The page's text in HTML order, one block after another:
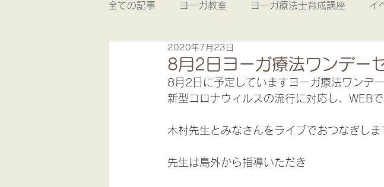
全ての記事 ヨーガ教室 ヨーガ療法士育成講座 イ
お灸のおはなし
8月2日ヨーガ療法ワンデー
2020年7月23日
8月2日に予定していますヨーガ療法ワンデ
新型コロナウィルスの流行に対応し、WEB
木村先生とみなさんをライブでおつなぎしま
先生は島外から指導いただき